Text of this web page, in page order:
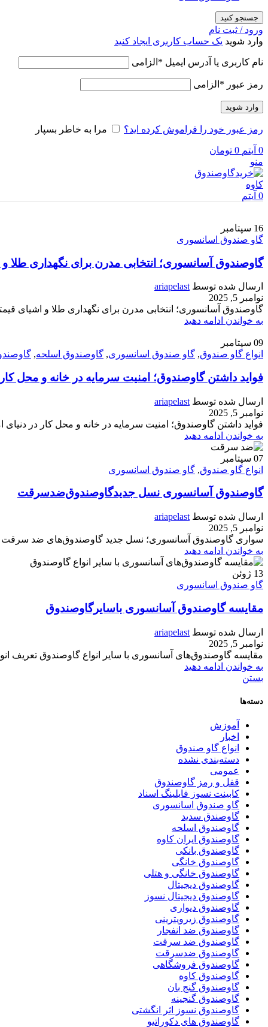
جستجو کنید
ورود / ثبت نام
وارد شوید یک حساب کاربری ایجاد کنید
نام کاربری یا آدرس ایمیل * الزامی
رمز عبور * الزامی
وارد شوید
رمز عبور خود را فراموش کرده اید؟ مرا به خاطر بسپار
0 آیتم 0 تومان
منو
0 آیتم
16 سپتامبر
گاو صندوق اسانسوری
گاوصندوق آسانسوری؛ انتخابی مدرن برای نگهداری طلا
ارسال شده توسط ariapelast
نوامبر 5, 2025
گاوصندوق آسانسوری؛ انتخابی مدرن برای نگهداری طلا و اشیای
به خواندن ادامه دهید
09 سپتامبر
انواع گاو صندوق, گاو صندوق اسانسوری, گاوصندوق اسلحه,
فواید داشتن گاوصندوق؛ امنیت سرمایه در خانه و محل کار
ارسال شده توسط ariapelast
نوامبر 5, 2025
فواید داشتن گاوصندوق؛ امنیت سرمایه در خانه و محل کار در
به خواندن ادامه دهید
07 سپتامبر
انواع گاو صندوق, گاو صندوق اسانسوری
گاوصندوق آسانسوری نسل جدیدگاوصندوق‌ضدسرقت
ارسال شده توسط ariapelast
نوامبر 5, 2025
سواری گاوصندوق آسانسوری؛ نسل جدید گاوصندوق‌های ضد سرقت
به خواندن ادامه دهید
13 ژوئن
گاو صندوق اسانسوری
مقایسه گاوصندوق‌ آسانسوری باسایرگاوصندوق
ارسال شده توسط ariapelast
نوامبر 5, 2025
مقایسه گاوصندوق‌های آسانسوری با سایر انواع گاوصندوق تعریف
به خواندن ادامه دهید
بستن
دسته‌ها
آموزش
اخبار
انواع گاو صندوق
دسته‌بندی نشده
عمومی
قفل و رمز گاوصندوق
کابینت نسوز فایلینگ اسناد
گاو صندوق اسانسوری
گاوصندق سدید
گاوصندوق اسلحه
گاوصندوق ایران کاوه
گاوصندوق بانکی
گاوصندوق خانگی
گاوصندوق خانگی و هتلی
گاوصندوق دیجیتال
گاوصندوق دیجیتال نسوز
گاوصندوق دیواری
گاوصندوق زیرویترینی
گاوصندوق ضد انفجار
گاوصندوق ضد سرقت
گاوصندوق ضدسرقت
گاوصندوق فروشگاهی
گاوصندوق کاوه
گاوصندوق گنج بان
گاوصندوق گنجینه
گاوصندوق نسوز اثر انگشتی
گاوصندوق های دکوراتیو